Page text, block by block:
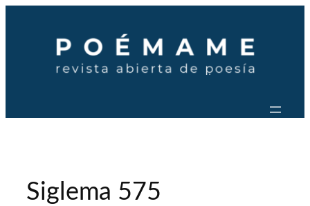
contenido
Siglema 575